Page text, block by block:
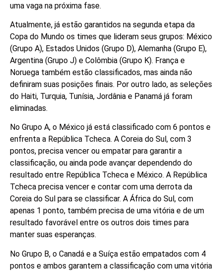
uma vaga na próxima fase.
Atualmente, já estão garantidos na segunda etapa da
Copa do Mundo os times que lideram seus grupos: México
(Grupo A), Estados Unidos (Grupo D), Alemanha (Grupo E),
Argentina (Grupo J) e Colômbia (Grupo K). França e
Noruega também estão classificados, mas ainda não
definiram suas posições finais. Por outro lado, as seleções
do Haiti, Turquia, Tunísia, Jordânia e Panamá já foram
eliminadas.
No Grupo A, o México já está classificado com 6 pontos e
enfrenta a República Tcheca. A Coreia do Sul, com 3
pontos, precisa vencer ou empatar para garantir a
classificação, ou ainda pode avançar dependendo do
resultado entre República Tcheca e México. A República
Tcheca precisa vencer e contar com uma derrota da
Coreia do Sul para se classificar. A África do Sul, com
apenas 1 ponto, também precisa de uma vitória e de um
resultado favorável entre os outros dois times para
manter suas esperanças.
No Grupo B, o Canadá e a Suíça estão empatados com 4
pontos e ambos garantem a classificação com uma vitória